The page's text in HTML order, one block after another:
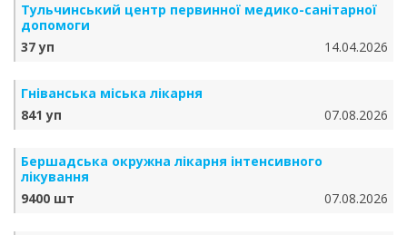
Тульчинський центр первинної медико-санітарної
допомоги
37 уп
14.04.2026
Гніванська міська лікарня
841 уп
07.08.2026
Бершадська окружна лікарня інтенсивного
лікування
9400 шт
07.08.2026